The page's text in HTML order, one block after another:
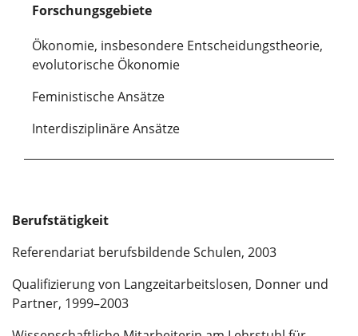
Forschungsgebiete
Ökonomie, insbesondere Entscheidungstheorie,
evolutorische Ökonomie
Feministische Ansätze
Interdisziplinäre Ansätze
Berufstätigkeit
Referendariat berufsbildende Schulen, 2003
Qualifizierung von Langzeitarbeitslosen, Donner und
Partner, 1999–2003